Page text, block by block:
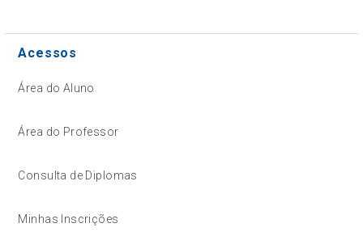
Acessos
Área do Aluno
Área do Professor
Consulta de Diplomas
Minhas Inscrições